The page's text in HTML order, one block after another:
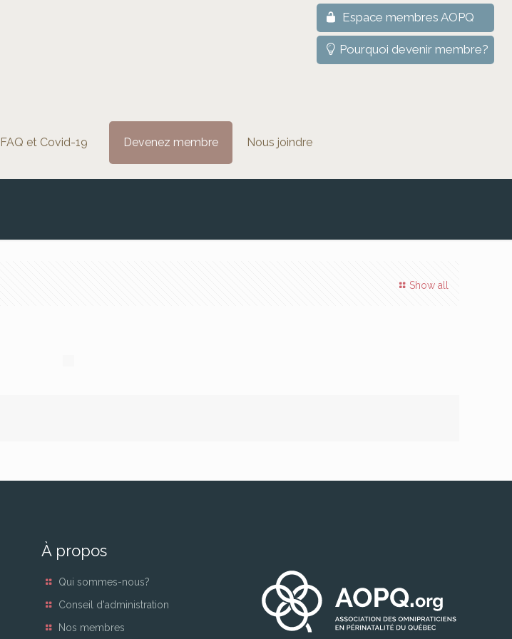
Espace membres AOPQ
Pourquoi devenir membre?
FAQ et Covid-19 Devenez membre Nous joindre
Show all
À propos
Qui sommes-nous?
Conseil d'administration
Nos membres